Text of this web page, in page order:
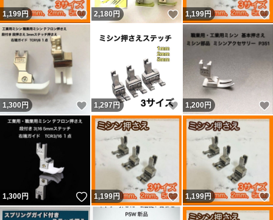
アタッチメント
ファスナー押さえ
ガイド付き押さえ
布スプライス押え
縁合せ縫い目ミシンの押え
家庭用バイアステープ押さえ
バイアスバインダー押さえ
押さえ
アクセサリー
片押さえ
幅細い
1,199円 いいね！
2,180 円 いいね！
1,199円
1,300円 いいね！
1,297 円 いいね！
1,200円
1,300円 いいね！
1,199円 いいね！
1,199円